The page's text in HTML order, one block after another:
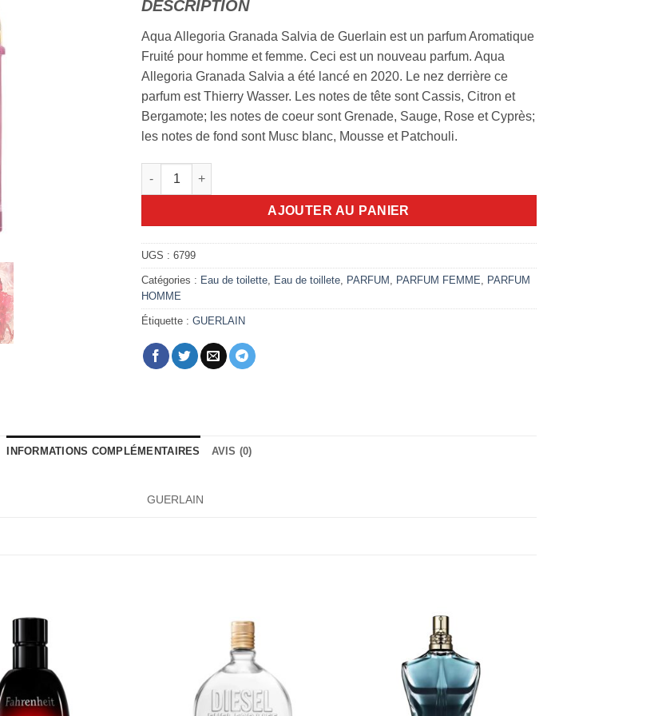
DESCRIPTION
Aqua Allegoria Granada Salvia de Guerlain est un parfum Aromatique
Fruité pour homme et femme. Ceci est un nouveau parfum. Aqua
Allegoria Granada Salvia a été lancé en 2020. Le nez derrière ce
parfum est Thierry Wasser. Les notes de tête sont Cassis, Citron et
Bergamote; les notes de coeur sont Grenade, Sauge, Rose et Cyprès;
les notes de fond sont Musc blanc, Mousse et Patchouli.
quantité de Aqua Allegoria Granada Salvia Guerlain 125ml edt
AJOUTER AU PANIER
UGS : 6799
Catégories : Eau de toilette Eau de toillete PARFUM PARFUM FEMME
PARFUM
HOMME
Étiquette : GUERLAIN
INFORMATIONS COMPLÉMENTAIRES AVIS (0)
GUERLAIN